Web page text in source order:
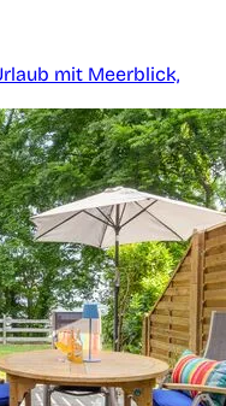
mit Meerblick,